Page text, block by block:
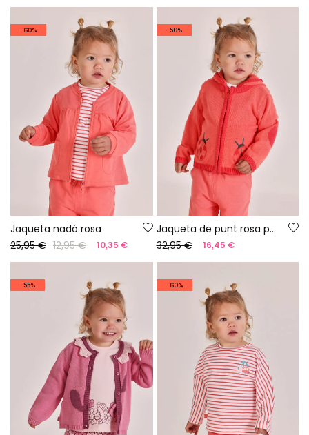
-60%
Jaqueta nadó rosa
25,95 € 12,95 € 10,35 €
-50%
Jaqueta de punt rosa per a nadó
32,95 €
16,45 €
-55% -60%